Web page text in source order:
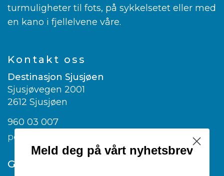
turmuligheter til fots, på sykkelsetet eller med
en kano i fjellelvene våre.
Kontakt oss
Destinasjon Sjusjøen
Sjusjøvegen 2001
2612 Sjusjøen
960 03 007
post@visitsjusjoen.no
Google translate
Meld deg på vårt nyhetsbrev